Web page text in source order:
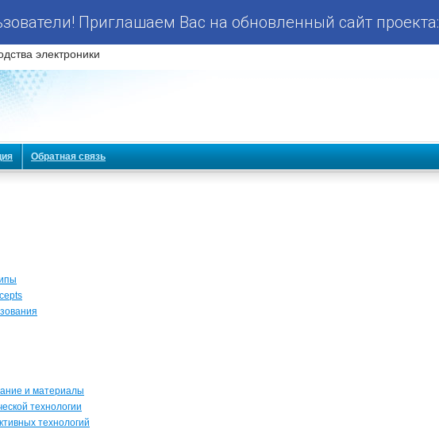
Приглашаем Вас на обновленный сайт проекта:
электроники
Обратная связь
и материалы
технологии
технологий